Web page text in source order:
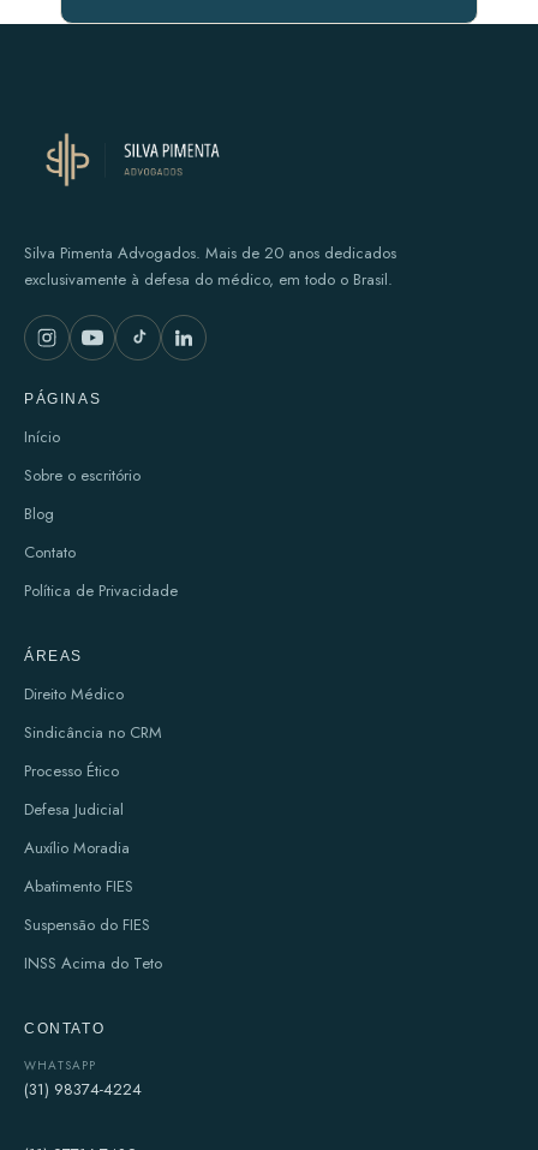
Silva Pimenta Advogados. Mais de 20 anos dedicados
exclusivamente à defesa do médico, em todo o Brasil.
PÁGINAS
Início
Sobre o escritório
Blog
Contato
Política de Privacidade
ÁREAS
Direito Médico
Sindicância no CRM
Processo Ético
Defesa Judicial
Auxílio Moradia
Abatimento FIES
Suspensão do FIES
INSS Acima do Teto
CONTATO
WHATSAPP
(31) 98374-4224